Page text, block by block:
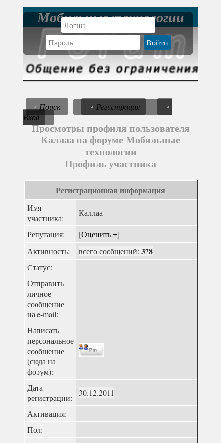
Мобильные технологии
Поиск
Регистрация
Вход
Просмотры профиля пользователя
Каллаа на форуме Мобильные
технологии
Профиль участника
Регистрационная информация
Имя
участника:
Каллаа
Репутация: [Оценить ±]
Активность:
всего сообщений: 378
Статус:
Отправить
личное
сообщение
на e-mail:
Написать
персональное
сообщение
(сюда на
форум):
Дата
регистрации:
30.12.2011
Активация:
Пол: